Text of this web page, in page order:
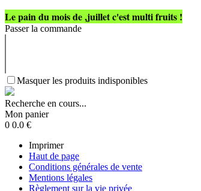
Le pain du mois de ,juillet c'est multi fruits !
Passer la commande
Masquer les produits indisponibles
Recherche en cours...
Mon panier
0 0.0 €
Imprimer
Haut de page
Conditions générales de vente
Mentions légales
Règlement sur la vie privée